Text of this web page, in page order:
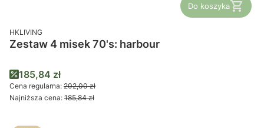
Do koszyka
PRODUCENT
HKLIVING
Zestaw 4 misek 70's: harbour
Cena promocyjna
185,84 zł
Cena regularna: 202,00 zł
Najniższa cena: 185,84 zł